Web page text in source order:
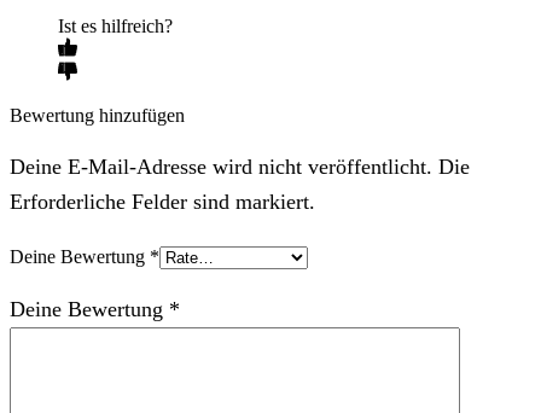
Ist es hilfreich?
Bewertung hinzufügen
Deine E-Mail-Adresse wird nicht veröffentlicht. Die
Erforderliche Felder sind markiert.
Deine Bewertung *
Deine Bewertung *